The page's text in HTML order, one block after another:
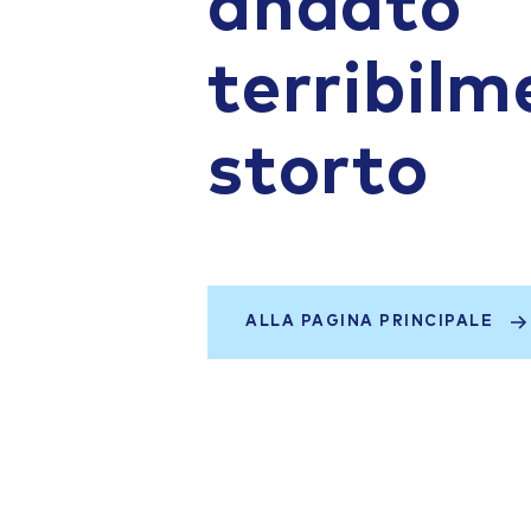
storto
ALLA PAGINA PRINCIPALE